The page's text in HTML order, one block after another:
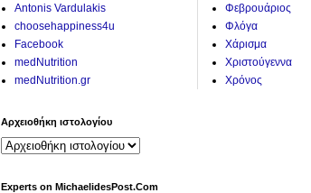
Antonis Vardulakis
choosehappiness4u
Facebook
medNutrition
medNutrition.gr
Φεβρουάριος
Φλόγα
Χάρισμα
Χριστούγεννα
Χρόνος
Αρχειοθήκη ιστολογίου
Experts on MichaelidesPost.Com